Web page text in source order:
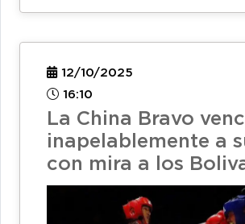
12/10/2025
16:10
La China Bravo
inapelablemente a
con mira a los